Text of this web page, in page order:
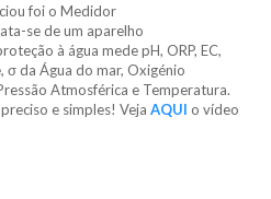
foi o Medidor
se de um aparelho
à água mede pH, ORP, EC,
σ da Água do mar, Oxigénio
Atmosférica e Temperatura.
e simples! VejaAQUI o vídeo